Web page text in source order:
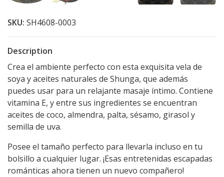
SKU: SH4608-0003
Description
Crea el ambiente perfecto con esta exquisita vela de
soya y aceites naturales de Shunga, que además
puedes usar para un relajante masaje íntimo. Contiene
vitamina E, y entre sus ingredientes se encuentran
aceites de coco, almendra, palta, sésamo, girasol y
semilla de uva.
Posee el tamaño perfecto para llevarla incluso en tu
bolsillo a cualquier lugar. ¡Esas entretenidas escapadas
románticas ahora tienen un nuevo compañero!